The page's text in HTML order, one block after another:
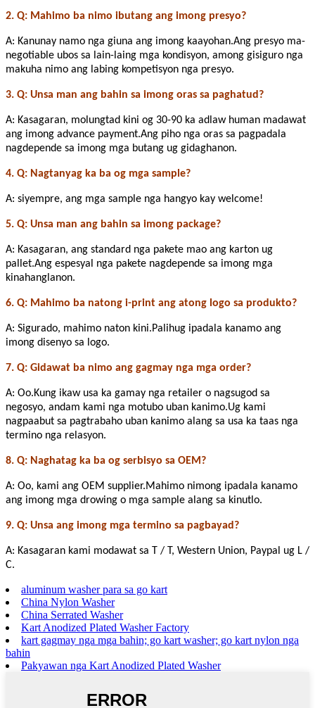
2. Q: Mahimo ba nimo ibutang ang imong presyo?
A: Kanunay namo nga giuna ang imong kaayohan.Ang presyo ma-
negotiable ubos sa lain-laing mga kondisyon, among gisiguro nga
makuha nimo ang labing kompetisyon nga presyo.
3. Q: Unsa man ang bahin sa imong oras sa paghatud?
A: Kasagaran, molungtad kini og 30-90 ka adlaw human madawat
ang imong advance payment.Ang piho nga oras sa pagpadala
nagdepende sa imong mga butang ug gidaghanon.
4. Q: Nagtanyag ka ba og mga sample?
A: siyempre, ang mga sample nga hangyo kay welcome!
5. Q: Unsa man ang bahin sa imong package?
A: Kasagaran, ang standard nga pakete mao ang karton ug
pallet.Ang espesyal nga pakete nagdepende sa imong mga
kinahanglanon.
6. Q: Mahimo ba natong i-print ang atong logo sa produkto?
A: Sigurado, mahimo naton kini.Palihug ipadala kanamo ang
imong disenyo sa logo.
7. Q: Gidawat ba nimo ang gagmay nga mga order?
A: Oo.Kung ikaw usa ka gamay nga retailer o nagsugod sa
negosyo, andam kami nga motubo uban kanimo.Ug kami
nagpaabut sa pagtrabaho uban kanimo alang sa usa ka taas nga
termino nga relasyon.
8. Q: Naghatag ka ba og serbisyo sa OEM?
A: Oo, kami ang OEM supplier.Mahimo nimong ipadala kanamo
ang imong mga drowing o mga sample alang sa kinutlo.
9. Q: Unsa ang imong mga termino sa pagbayad?
A: Kasagaran kami modawat sa T / T, Western Union, Paypal ug L /
C.
aluminum washer para sa go kart
China Nylon Washer
China Serrated Washer
Kart Anodized Plated Washer Factory
kart gagmay nga mga bahin; go kart washer; go kart nylon nga
bahin
Pakyawan nga Kart Anodized Plated Washer